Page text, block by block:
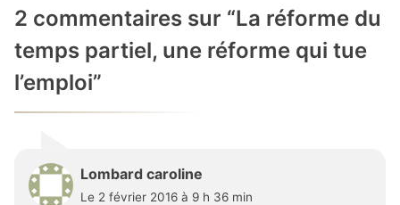
2 commentaires sur “La réforme du
temps partiel, une réforme qui tue
l’emploi”
Lombard caroline
Le 2 février 2016 à 9 h 36 min